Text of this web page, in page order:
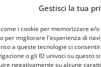
Gestisci la tua
i cookie per memorizzare e/
per migliorare l'esperienza di
a queste tecnologie ci
o gli ID univoci su questo
negativamente su alcune
2026